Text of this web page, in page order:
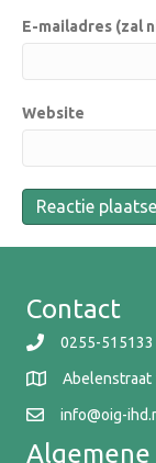
E-mailadres (zal
Website
Contact
0255-515133
Abelenstraat
info@oig-